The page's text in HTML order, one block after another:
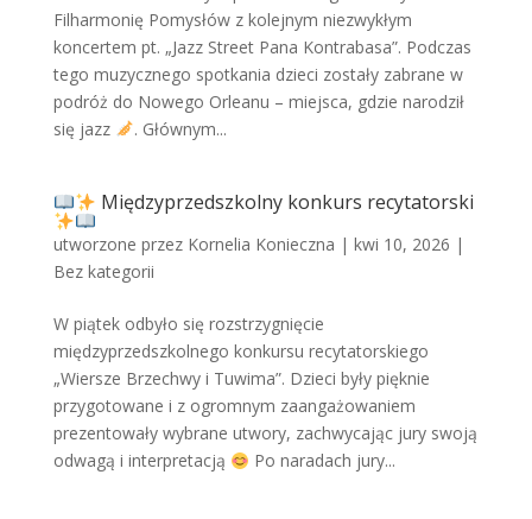
Filharmonię Pomysłów z kolejnym niezwykłym
koncertem pt. „Jazz Street Pana Kontrabasa”. Podczas
tego muzycznego spotkania dzieci zostały zabrane w
podróż do Nowego Orleanu – miejsca, gdzie narodził
się jazz
. Głównym...
Międzyprzedszkolny konkurs recytatorski
utworzone przez Kornelia Konieczna | kwi 10, 2026 |
Bez kategorii
W piątek odbyło się rozstrzygnięcie
międzyprzedszkolnego konkursu recytatorskiego
„Wiersze Brzechwy i Tuwima”. Dzieci były pięknie
przygotowane i z ogromnym zaangażowaniem
prezentowały wybrane utwory, zachwycając jury swoją
odwagą i interpretacją
Po naradach jury...